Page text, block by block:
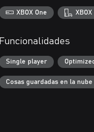
XBOX One
Funcionalidades
Single player
Cosas guardadas en la